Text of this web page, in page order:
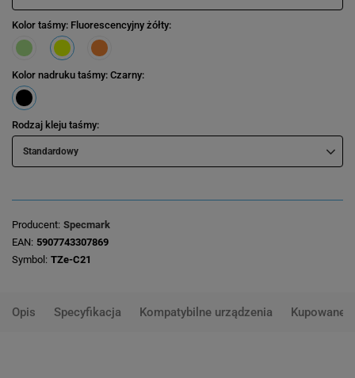
Kolor taśmy: Fluorescencyjny żółty
Kolor nadruku taśmy: Czarny
Rodzaj kleju taśmy
Standardowy
Producent Specmark
EAN 5907743307869
Symbol TZe-C21
Opis Specyfikacja Kompatybilne urządzenia Kupowane